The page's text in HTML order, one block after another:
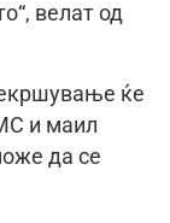
велат од
ќе
и маил
да се